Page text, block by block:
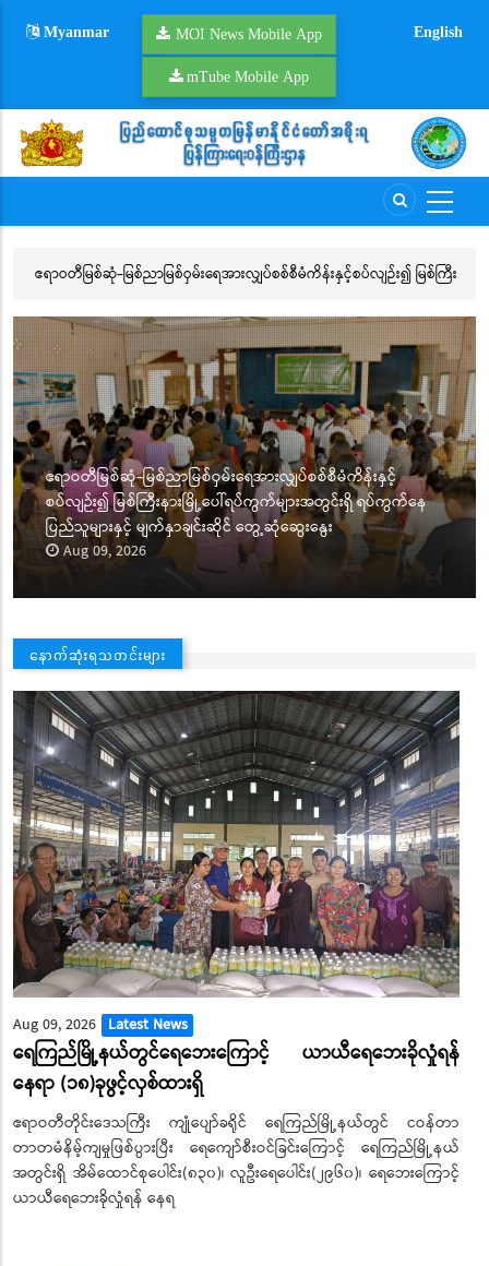
Myanmar MOI News Mobile App
mTube Mobile App
English
ဧရာဝတီမြစ်ဆုံ-မြစ်ညာမြစ်ဝှမ်းရေအားလျှပ်စစ်စီမံကိန်းနှင့်စပ်လျဉ်း၍ မြစ်ကြီး
တွေ့ဆုံဆွေးနွေး
ဧရာဝတီမြစ်ဆုံ-မြစ်ညာမြစ်ဝှမ်းရေအားလျှပ်စစ်စီမံကိန်းနှင့်
စပ်လျဉ်း၍ မြစ်ကြီးနားမြို့ပေါ်ရပ်ကွက်များအတွင်းရှိ ရပ်ကွက်နေ
ပြည်သူများနှင့် မျက်နှာချင်းဆိုင် တွေ့ဆုံဆွေးနွေး
Aug 09, 2026
နောက်ဆုံးရသတင်းများ
Aug 09, 2026 Latest News
ရေကြည်မြို့နယ်တွင်ရေဘေးကြောင့် ယာယီရေဘေးခိုလှုံရန်
နေရာ (၁၈)ခုဖွင့်လှစ်ထားရှိ
ဧရာဝတီတိုင်းဒေသကြီး ကျုံပျော်ခရိုင် ရေကြည်မြို့နယ်တွင် ငဝန်တာ
တာတမံနိမ့်ကျမှုဖြစ်ပွားပြီး ရေကျော်စီးဝင်ခြင်းကြောင့် ရေကြည်မြို့နယ်
အတွင်းရှိ အိမ်ထောင်စုပေါင်း(၈၃၀)၊ လူဦးရေပေါင်း(၂၉၆၀)၊ ရေဘေးကြောင့်
ယာယီရေဘေးခိုလှုံရန် နေရ